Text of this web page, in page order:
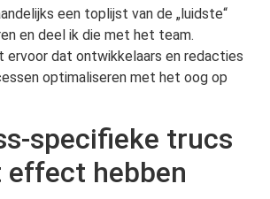
een toplijst van de „luidste“
en deel ik die met het team.
ervoor dat ontwikkelaars en redacties
optimaliseren met het oog op
specifieke trucs
effect hebben